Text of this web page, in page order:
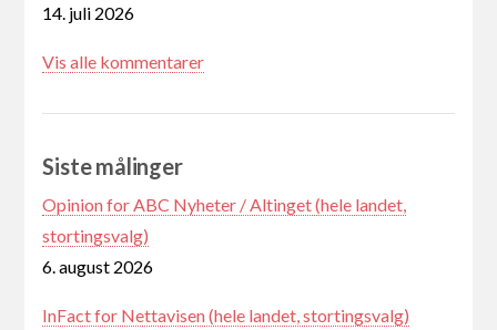
14. juli 2026
Vis alle kommentarer
Siste målinger
Opinion for ABC Nyheter / Altinget (hele landet,
stortingsvalg)
6. august 2026
InFact for Nettavisen (hele landet, stortingsvalg)